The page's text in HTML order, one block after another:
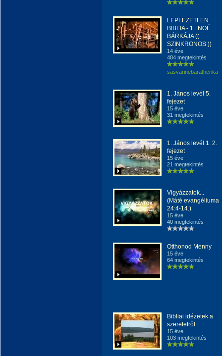
LEPLEZETLEN
BIBLIA - 1 : NOÉ
BÁRKÁJA ((
SZINKRONOS ))
14 éve
484 megtekintés
sasvarinebaratherika
1. János levél 5.
fejezet
15 éve
31 megtekintés
1. János levél 1. 2.
fejezet
15 éve
21 megtekintés
Vigyázzatok...
(Máté evangéliuma
24:4-14.)
15 éve
40 megtekintés
Otthonod Menny
15 éve
64 megtekintés
Bibliai idézetek a
szeretetről
15 éve
103 megtekintés